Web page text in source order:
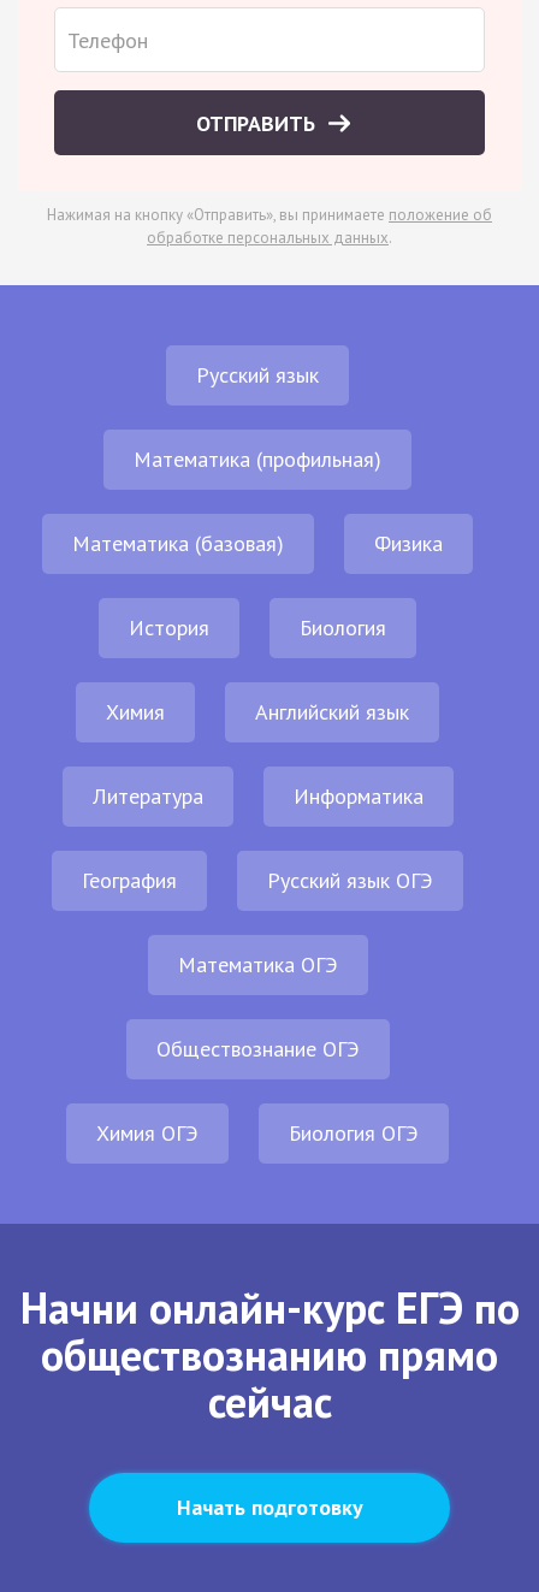
ОТПРАВИТЬ
Нажимая на кнопку «Отправить», вы принимаете положение об
обработке персональных данных.
Русский язык
Математика (профильная)
Математика (базовая) Физика
История Биология
Химия Английский язык
Литература Информатика
География Русский язык ОГЭ
Математика ОГЭ
Обществознание ОГЭ
Химия ОГЭ Биология ОГЭ
Начни онлайн-курс ЕГЭ по
обществознанию прямо
сейчас
Начать подготовку